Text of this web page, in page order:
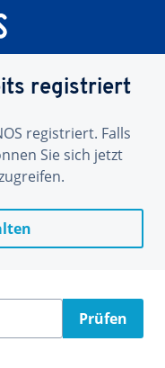
registriert
registriert. Falls
Sie sich jetzt
Prüfen